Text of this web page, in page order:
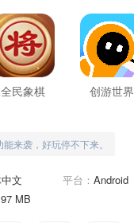
全民象棋 创游世界
能来袭，好玩停不下来。
文 平台： Android
MB